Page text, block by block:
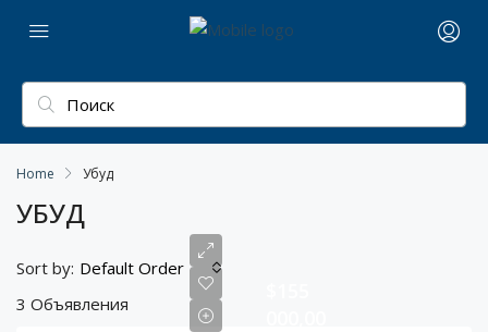
Home Убуд
УБУД
3 Объявления
Sort by: Default Order